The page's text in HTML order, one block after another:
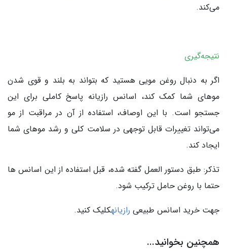
می‌کند.
نتیجه‌گیری
اگر به دنبال روغن مویی هستید که بتواند به بلند و قوی شدن
موهای شما کمک کند، اسانس رازیانه پاسخ کاملی برای این
جستجو است. با این اوصاف، استفاده از آن در مراقبت از مو
می‌تواند تغییرات قابل توجهی در سلامت کلی و رشد موهای شما
ایجاد کند.
تذکر: طبق دستور العمل گفته شده، قبل استفاده از این اسانس ها
حتما با روغن حامل ترکیب شود.
جهت خرید اسانس طبیعی رازیانهکلیک کنید.
همچنین بخوانید...